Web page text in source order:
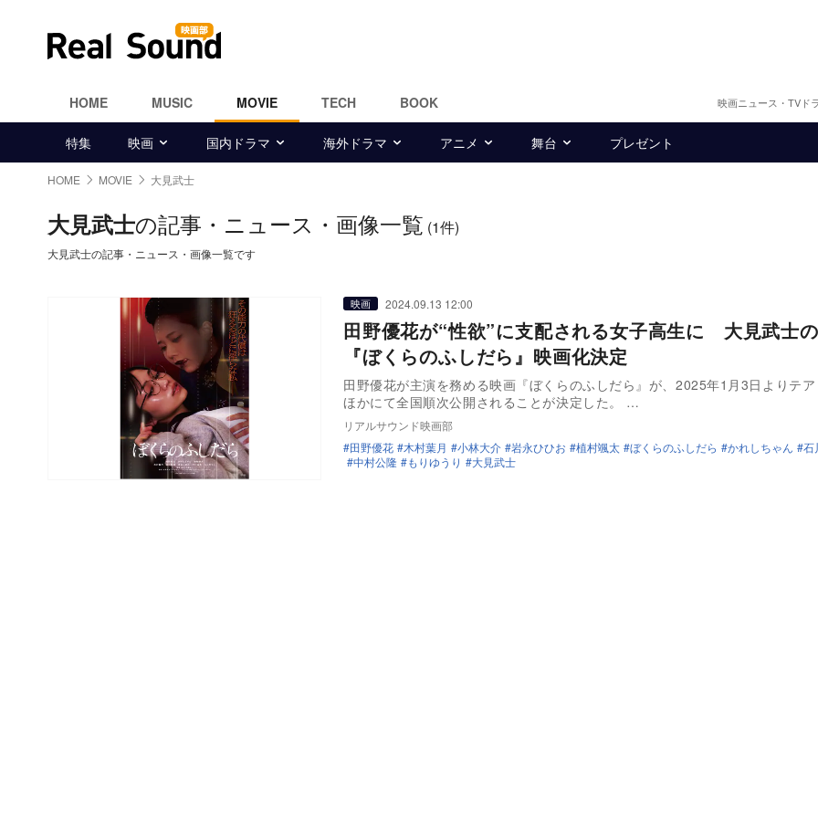
HOME MUSIC MOVIE TECH BOOK 映画ニュース・TVド
特集 映画 国内ドラマ 海外ドラマ アニメ 舞台 プレゼント
HOME MOVIE 大見武士
大見武士の記事・ニュース・画像一覧 (1件)
大見武士の記事・ニュース・画像一覧です
映画 2024.09.13 12:00
田野優花が“性欲”に支配される女子高生に 大見武士
『ぼくらのふしだら』映画化決定
田野優花が主演を務める映画『ぼくらのふしだら』が、2025年1月3日よりテ
ほかにて全国順次公開されることが決定した。 …
リアルサウンド映画部
田野優花
木村葉月 小林大介 岩永ひひお 植村颯太 ぼくらのふしだら かれしちゃん
石
中村公隆
もりゆうり 大見武士